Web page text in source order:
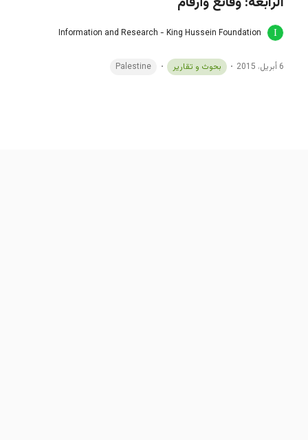
Information and Research - King Hussein Foundation
6 أبريل، 2015 بحوث و تقارير Palestine